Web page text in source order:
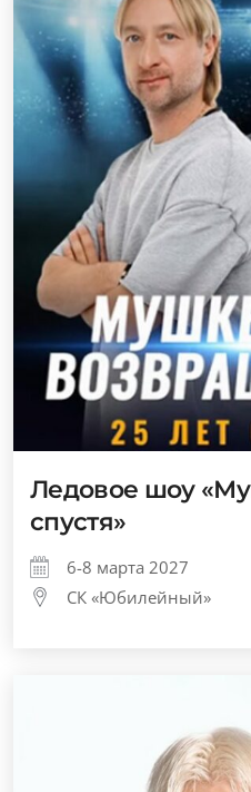
Ледовое шоу
спустя»
6-8 марта 2027
СК «Юбилейный»